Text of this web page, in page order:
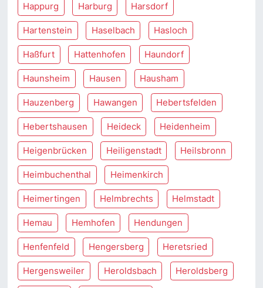
Happurg Harburg Harsdorf
Hartenstein Haselbach Hasloch
Haßfurt Hattenhofen Haundorf
Haunsheim Hausen Hausham
Hauzenberg Hawangen Hebertsfelden
Hebertshausen Heideck Heidenheim
Heigenbrücken Heiligenstadt Heilsbronn
Heimbuchenthal Heimenkirch
Heimertingen Helmbrechts Helmstadt
Hemau Hemhofen Hendungen
Henfenfeld Hengersberg Heretsried
Hergensweiler Heroldsbach Heroldsberg